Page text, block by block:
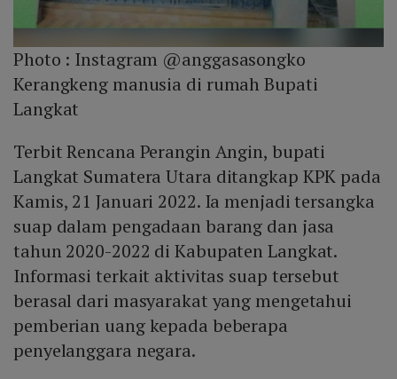
Photo : Instagram @anggasasongko
Kerangkeng manusia di rumah Bupati
Langkat
Terbit Rencana Perangin Angin, bupati
Langkat Sumatera Utara ditangkap KPK pada
Kamis, 21 Januari 2022. Ia menjadi tersangka
suap dalam pengadaan barang dan jasa
tahun 2020-2022 di Kabupaten Langkat.
Informasi terkait aktivitas suap tersebut
berasal dari masyarakat yang mengetahui
pemberian uang kepada beberapa
penyelanggara negara.